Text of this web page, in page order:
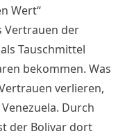
Wert“
Vertrauen der
Tauschmittel
bekommen. Was
verlieren,
Durch
der Bolivar dort